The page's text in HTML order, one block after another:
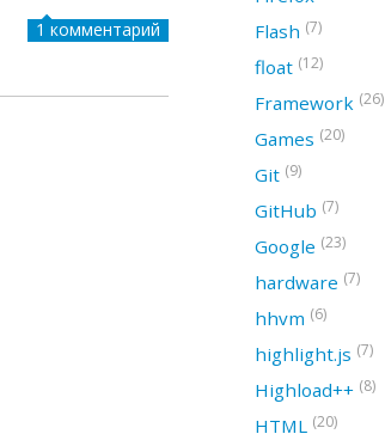
1 комментарий Flash (7)
float (12)
Framework (26)
Games (20)
Git (9)
GitHub (7)
Google (23)
hardware (7)
hhvm (6)
highlight.js (7)
Highload++ (8)
HTML (20)